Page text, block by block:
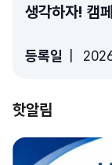
생각하자! 캠
등록일
핫알림